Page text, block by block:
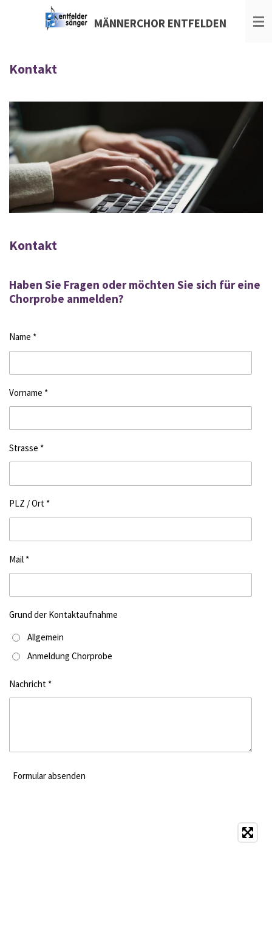
Hauptinhalt
MÄNNERCHOR ENTFELDEN
Kontakt
Kontakt
Haben Sie Fragen oder möchten Sie sich für eine
Chorprobe anmelden?
Name *
Vorname *
Strasse *
PLZ / Ort *
Mail *
Grund der Kontaktaufnahme
Allgemein
Anmeldung Chorprobe
Nachricht *
Formular absenden